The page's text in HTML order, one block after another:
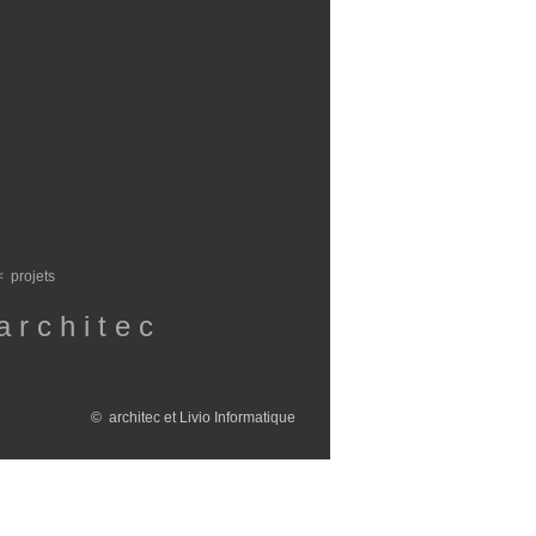
projets
r c h i t e c
© architec et Livio Informatique